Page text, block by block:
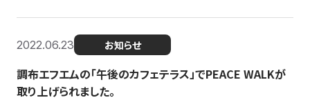
2022.06.23 お知らせ
調布エフエムの「午後のカフェテラス」でPEACE WALKが
取り上げられました。